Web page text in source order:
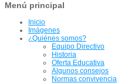
Menú principal
Inicio
Imágenes
¿Quiénes somos?
Equipo Directivo
Historia
Oferta Educativa
Algunos consejos
Normas convivencia